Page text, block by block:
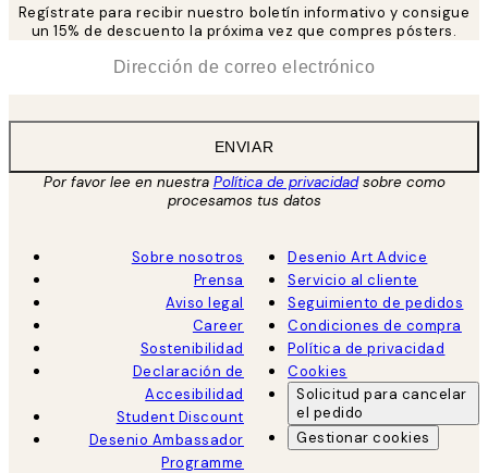
Regístrate para recibir nuestro boletín informativo y consigue
un 15% de descuento la próxima vez que compres pósters.
ENVIAR
Por favor lee en nuestra Política de privacidadsobre como
procesamos tus datos
Sobre nosotros
Prensa
Aviso legal
Career
Sostenibilidad
Declaración de
Accesibilidad
Student Discount
Desenio Ambassador
Programme
Desenio Art Advice
Servicio al cliente
Seguimiento de pedidos
Condiciones de compra
Política de privacidad
Cookies
Solicitud para cancelar
el pedido
Gestionar cookies